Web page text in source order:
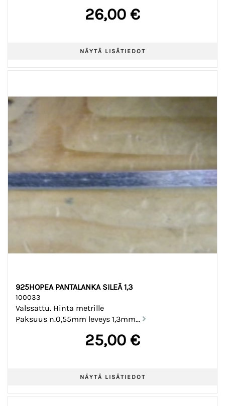
26,00 €
925HOPEA PANTALANKA SILEÄ 1,3
100033
Valssattu. Hinta metrille
Paksuus n.0,55mm leveys 1,3mm...
25,00 €